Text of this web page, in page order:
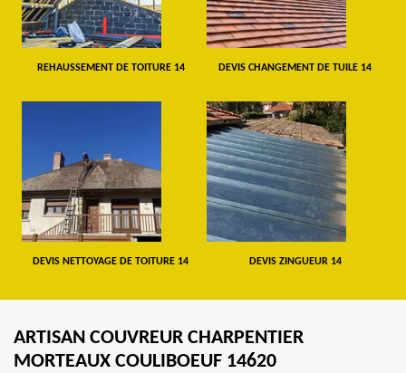
REHAUSSEMENT DE TOITURE 14 DEVIS CHANGEMENT DE TUILE 14
DEVIS NETTOYAGE DE TOITURE 14 DEVIS ZINGUEUR 14
ARTISAN COUVREUR CHARPENTIER
MORTEAUX COULIBOEUF 14620